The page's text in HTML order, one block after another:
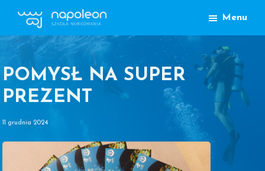
głównej
nawigacji
treściSzkoła
Nurkowania
Napoleon
Lublin
Menu
POMYSŁ NA SUPER
PREZENT
11 grudnia 2024